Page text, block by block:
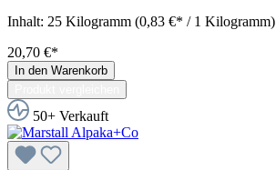
Inhalt: 25 Kilogramm (0,83 €* / 1 Kilogramm)
20,70 €*
In den Warenkorb
50+ Verkauft